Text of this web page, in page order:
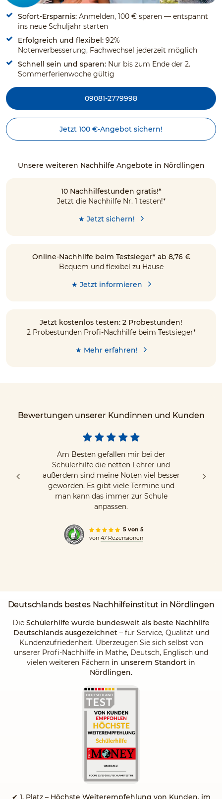
Sofort-Ersparnis: Anmelden, 100 € sparen — entspannt
ins neue Schuljahr starten
Erfolgreich und flexibel: 92%
Notenverbesserung, Fachwechsel jederzeit möglich
Schnell sein und sparen: Nur bis zum Ende der 2.
Sommerferienwoche gültig
09081-2779998
Jetzt 100 €-Angebot sichern!
Unsere weiteren Nachhilfe Angebote in Nördlingen
10 Nachhilfestunden gratis!*
Jetzt die Nachhilfe Nr. 1 testen!*
★ Jetzt sichern!
Online-Nachhilfe beim Testsieger* ab 8,76 €
Bequem und flexibel zu Hause
★ Jetzt informieren
Jetzt kostenlos testen: 2 Probestunden!
2 Probestunden Profi-Nachhilfe beim Testsieger*
★ Mehr erfahren!
Bewertungen unserer Kundinnen und Kunden
Am Besten gefallen mir bei der
Schülerhilfe die netten Lehrer und
außerdem sind meine Noten viel besser
geworden. Es gibt viele Termine und
man kann das immer zur Schule
anpassen.
5 von 5
von 47 Rezensionen
Deutschlands bestes Nachhilfeinstitut in Nördlingen
Die Schülerhilfe wurde bundesweit als beste Nachhilfe
Deutschlands ausgezeichnet– für Service, Qualität und
Kundenzufriedenheit. Überzeugen Sie sich selbst von
unserer Profi-Nachhilfe in Mathe, Deutsch, Englisch und
vielen weiteren Fächern in unserem Standort in
Nördlingen.
✔ 1. Platz – Höchste Weiterempfehlung von Kunden, im